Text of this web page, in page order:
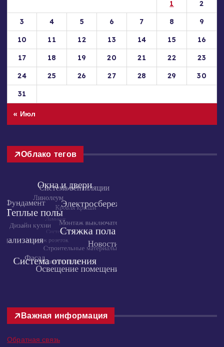
Сб
Вс
1
2
3
4 5 6 7 8
9
10
11 12 13 14 15
16
17
18 19 20 21 22
23
24
31